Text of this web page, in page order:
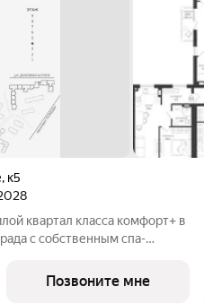
, к5
с собственным спа-
и полноценную жизнь рядом
Позвоните мне